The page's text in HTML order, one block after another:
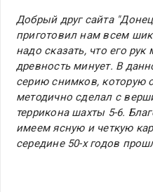
Добрый друг сайта
приготовил нам всем
надо сказать, что его
древность минует. В
серию снимков, которую
методично сделал с
террикона шахты 5-6.
имеем ясную и четкую
середине 50-х годов